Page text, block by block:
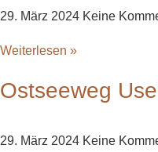
29. März 2024 Keine
Weiterlesen »
Ostseeweg
29. März 2024 Keine